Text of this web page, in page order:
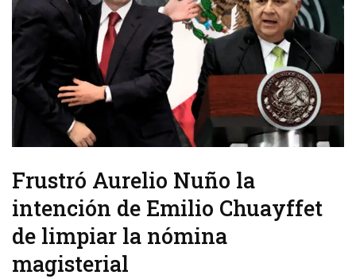
Frustró Aurelio Nuño la
intención de Emilio Chuayffet
de limpiar la nómina
magisterial